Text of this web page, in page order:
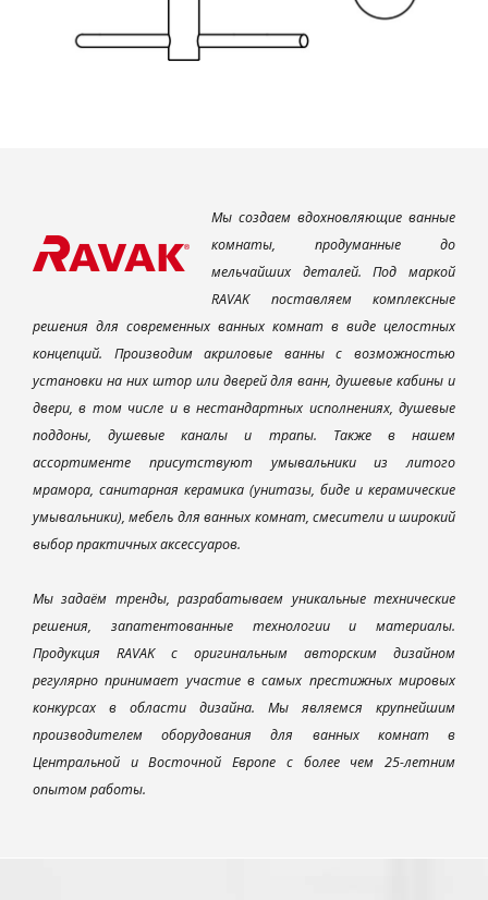
Мы создаем вдохновляющие ванные
комнаты, продуманные до
мельчайших деталей. Под маркой
RAVAK поставляем комплексные
решения для современных ванных комнат в виде целостных
концепций. Производим акриловые ванны с возможностью
установки на них штор или дверей для ванн, душевые кабины и
двери, в том числе и в нестандартных исполнениях, душевые
поддоны, душевые каналы и трапы. Также в нашем
ассортименте присутствуют умывальники из литого
мрамора, санитарная керамика (унитазы, биде и керамические
умывальники), мебель для ванных комнат, смесители и широкий
выбор практичных аксессуаров.
Мы задаём тренды, разрабатываем уникальные технические
решения, запатентованные технологии и материалы.
Продукция RAVAK с оригинальным авторским дизайном
регулярно принимает участие в самых престижных мировых
конкурсах в области дизайна. Мы являемся крупнейшим
производителем оборудования для ванных комнат в
Центральной и Восточной Европе с более чем 25-летним
опытом работы.